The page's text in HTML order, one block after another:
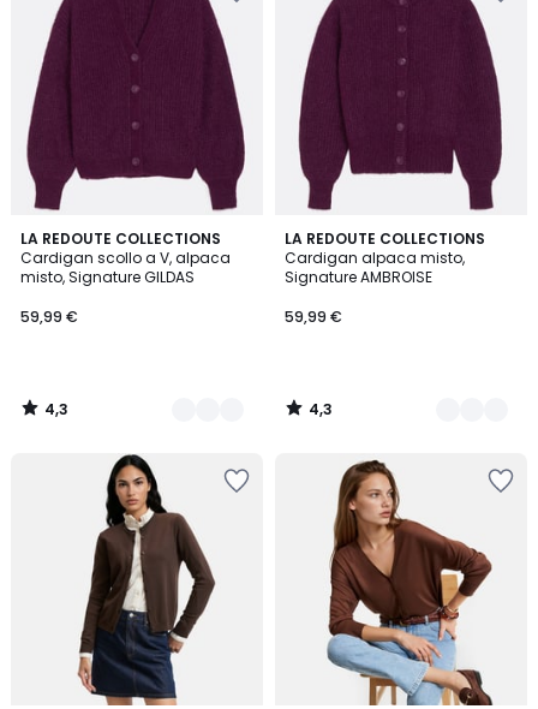
LA REDOUTE COLLECTIONS
Cardigan scollo a V, alpaca
misto, Signature GILDAS
59,99 €
4,3
/ 5
2
Colori
4,3
/
LA REDOUTE COLLECTIONS
Cardigan alpaca misto,
Signature AMBROISE
59,99 €
4,3
/ 5
2
Colori
4,3
/